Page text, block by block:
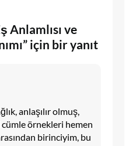
Anlamlısı ve
için bir yanıt
anlaşılır olmuş,
örnekleri hemen
birinciyim, bu